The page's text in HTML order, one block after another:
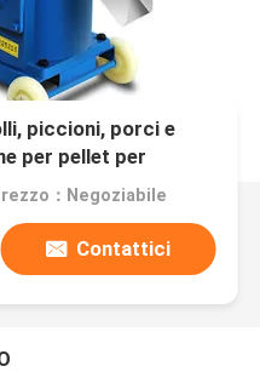
piccioni, porci e
per pellet per
：Negoziabile
Contattici